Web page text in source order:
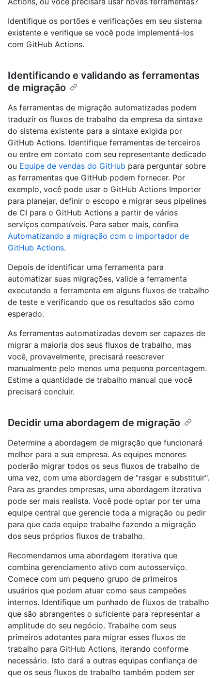
Identifique os portões e verificações em seu sistema
existente e verifique se você pode implementá-los
com GitHub Actions.
Identificando e validando as ferramentas
de migração
As ferramentas de migração automatizadas podem
traduzir os fluxos de trabalho da empresa da sintaxe
do sistema existente para a sintaxe exigida por
GitHub Actions. Identifique ferramentas de terceiros
ou entre em contato com seu representante dedicado
ou Equipe de vendas do GitHub para perguntar sobre
as ferramentas que GitHub podem fornecer. Por
exemplo, você pode usar o GitHub Actions Importer
para planejar, definir o escopo e migrar seus pipelines
de CI para o GitHub Actions a partir de vários
serviços compatíveis. Para saber mais, confira
Automatizando a migração com o importador de
GitHub Actions.
Depois de identificar uma ferramenta para
automatizar suas migrações, valide a ferramenta
executando a ferramenta em alguns fluxos de trabalho
de teste e verificando que os resultados são como
esperado.
As ferramentas automatizadas devem ser capazes de
migrar a maioria dos seus fluxos de trabalho, mas
você, provavelmente, precisará reescrever
manualmente pelo menos uma pequena porcentagem.
Estime a quantidade de trabalho manual que você
precisará concluir.
Decidir uma abordagem de migração
Determine a abordagem de migração que funcionará
melhor para a sua empresa. As equipes menores
poderão migrar todos os seus fluxos de trabalho de
uma vez, com uma abordagem de "rasgar e substituir".
Para as grandes empresas, uma abordagem iterativa
pode ser mais realista. Você pode optar por ter uma
equipe central que gerencie toda a migração ou pedir
para que cada equipe trabalhe fazendo a migração
dos seus próprios fluxos de trabalho.
Recomendamos uma abordagem iterativa que
combina gerenciamento ativo com autosserviço.
Comece com um pequeno grupo de primeiros
usuários que podem atuar como seus campeões
internos. Identifique um punhado de fluxos de trabalho
que são abrangentes o suficiente para representar a
amplitude do seu negócio. Trabalhe com seus
primeiros adotantes para migrar esses fluxos de
trabalho para GitHub Actions, iterando conforme
necessário. Isto dará a outras equipas confiança de
que os seus fluxos de trabalho também podem ser